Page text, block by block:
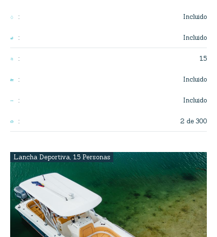
: Incluido
: Incluido
: 15
: Incluido
: Incluido
: 2 de 300
Lancha Deportiva, 15 Personas